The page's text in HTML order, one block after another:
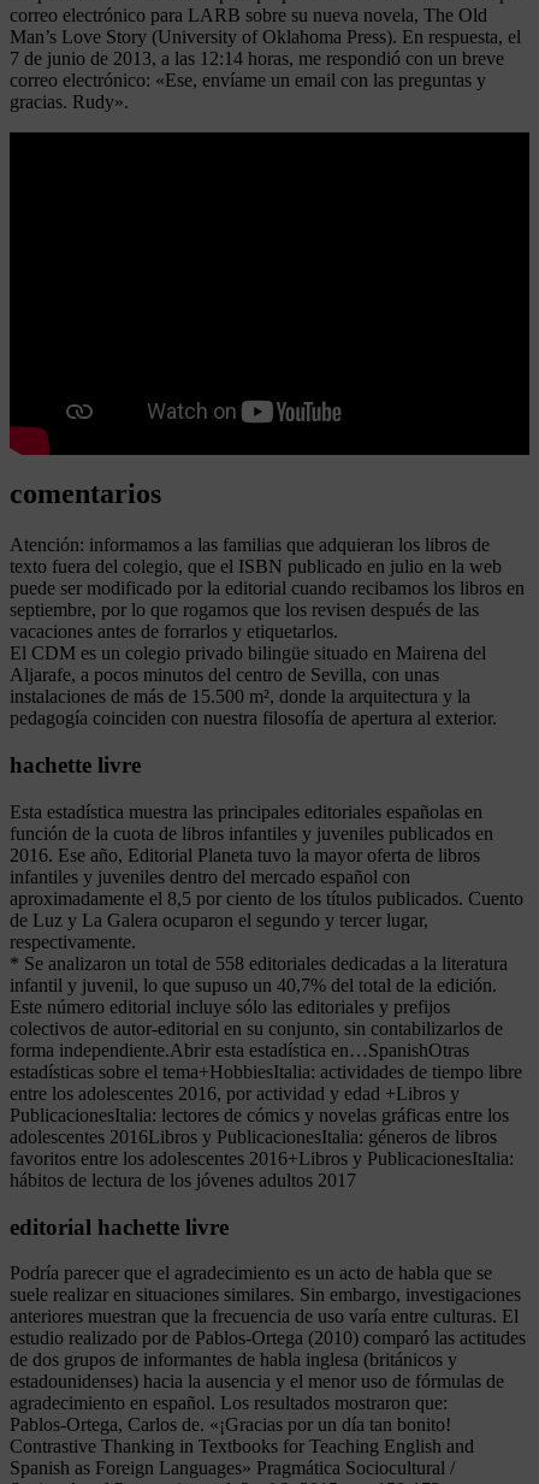
correo electrónico para LARB sobre su nueva novela, The Old
Man’s Love Story (University of Oklahoma Press). En respuesta, el
7 de junio de 2013, a las 12:14 horas, me respondió con un breve
correo electrónico: «Ese, envíame un email con las preguntas y
gracias. Rudy».
comentarios
Atención: informamos a las familias que adquieran los libros de
texto fuera del colegio, que el ISBN publicado en julio en la web
puede ser modificado por la editorial cuando recibamos los libros en
septiembre, por lo que rogamos que los revisen después de las
vacaciones antes de forrarlos y etiquetarlos.
El CDM es un colegio privado bilingüe situado en Mairena del
Aljarafe, a pocos minutos del centro de Sevilla, con unas
instalaciones de más de 15.500 m², donde la arquitectura y la
pedagogía coinciden con nuestra filosofía de apertura al exterior.
hachette livre
Esta estadística muestra las principales editoriales españolas en
función de la cuota de libros infantiles y juveniles publicados en
2016. Ese año, Editorial Planeta tuvo la mayor oferta de libros
infantiles y juveniles dentro del mercado español con
aproximadamente el 8,5 por ciento de los títulos publicados. Cuento
de Luz y La Galera ocuparon el segundo y tercer lugar,
respectivamente.
* Se analizaron un total de 558 editoriales dedicadas a la literatura
infantil y juvenil, lo que supuso un 40,7% del total de la edición.
Este número editorial incluye sólo las editoriales y prefijos
colectivos de autor-editorial en su conjunto, sin contabilizarlos de
forma independiente.Abrir esta estadística en…SpanishOtras
estadísticas sobre el tema+HobbiesItalia: actividades de tiempo libre
entre los adolescentes 2016, por actividad y edad +Libros y
PublicacionesItalia: lectores de cómics y novelas gráficas entre los
adolescentes 2016Libros y PublicacionesItalia: géneros de libros
favoritos entre los adolescentes 2016+Libros y PublicacionesItalia:
hábitos de lectura de los jóvenes adultos 2017
editorial hachette livre
Podría parecer que el agradecimiento es un acto de habla que se
suele realizar en situaciones similares. Sin embargo, investigaciones
anteriores muestran que la frecuencia de uso varía entre culturas. El
estudio realizado por de Pablos-Ortega (2010) comparó las actitudes
de dos grupos de informantes de habla inglesa (británicos y
estadounidenses) hacia la ausencia y el menor uso de fórmulas de
agradecimiento en español. Los resultados mostraron que:
Pablos-Ortega, Carlos de. «¡Gracias por un día tan bonito!
Contrastive Thanking in Textbooks for Teaching English and
Spanish as Foreign Languages» Pragmática Sociocultural /